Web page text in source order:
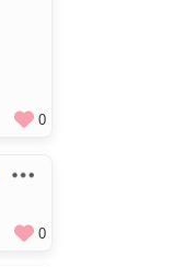
0
0